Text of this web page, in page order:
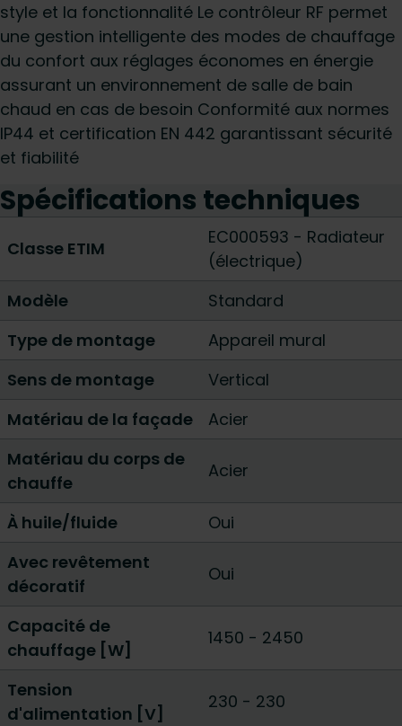
style et la fonctionnalité Le contrôleur RF permet
une gestion intelligente des modes de chauffage
du confort aux réglages économes en énergie
assurant un environnement de salle de bain
chaud en cas de besoin Conformité aux normes
IP44 et certification EN 442 garantissant sécurité
et fiabilité
Spécifications techniques
Classe ETIM
EC000593 - Radiateur
(électrique)
Modèle
Standard
Type de montage
Appareil mural
Sens de montage
Vertical
Matériau de la façade
Acier
Matériau du corps de
chauffe
Acier
À huile/fluide
Oui
Avec revêtement
décoratif
Oui
Capacité de
chauffage [W]
1450 - 2450
Tension
d'alimentation [V]
230 - 230